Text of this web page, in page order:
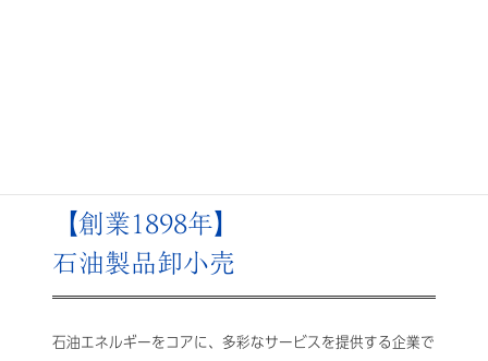
【創業1898年】
石油製品卸小売
石油エネルギーをコアに、多彩なサービスを提供する企業で